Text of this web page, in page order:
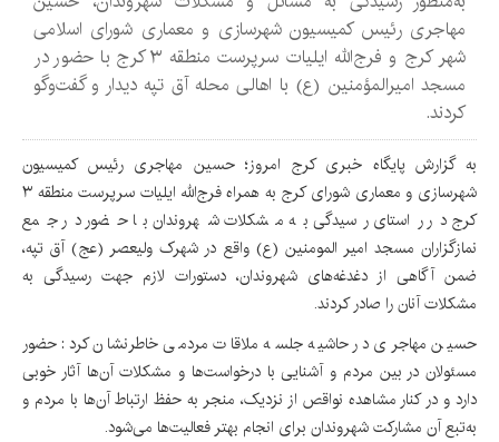
مهاجری رئیس کمیسیون شهرسازی و معماری شورای اسلامی
شهر کرج و فرج‌الله ایلیات سرپرست منطقه ۳ کرج با حضور در
مسجد امیرالمؤمنین (ع) با اهالی محله آق تپه دیدار و گفت‌وگو
کردند.
به گزارش پایگاه خبری کرج امروز؛ حسین مهاجری رئیس کمیسیون
شهرسازی و معماری شورای کرج به همراه فرج‌الله ایلیات سرپرست منطقه ۳
کرج در راستای رسیدگی به مشکلات شهروندان با حضور در جمع
نمازگزاران مسجد امیر المومنین (ع) واقع در شهرک ولیعصر (عج) آق تپه،
ضمن آگاهی از دغدغه‌های شهروندان، دستورات لازم جهت رسیدگی به
مشکلات آنان را صادر کردند.
حسین مهاجری در حاشیه جلسه ملاقات مردمی خاطرنشان کرد: حضور
مسئولان در بین مردم و آشنایی با درخواست‌ها و مشکلات آن‌ها آثار خوبی
دارد و در کنار مشاهده نواقص از نزدیک، منجر به حفظ ارتباط آن‌ها با مردم و
به‌تبع آن مشارکت شهروندان برای انجام بهتر فعالیت‌ها می‌شود.